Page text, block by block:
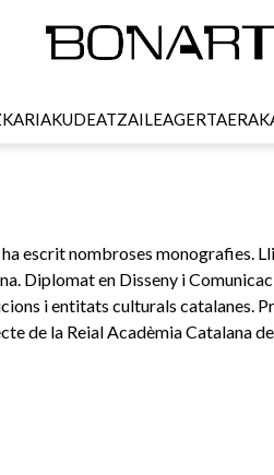
KUDEATZAILEAGERTAERAK
escrit nombroses monografies.
Diplomat en Disseny i
i entitats culturals catalanes.
de la Reial Acadèmia Catalana